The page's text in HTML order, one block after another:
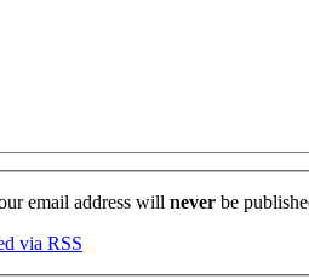
email address will never be
via RSS